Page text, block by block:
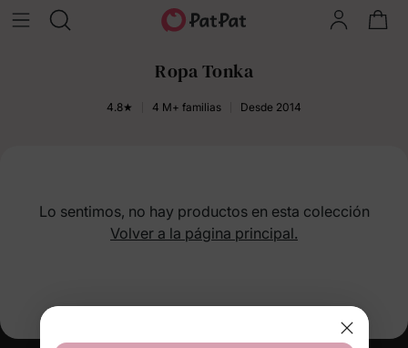
Ropa Tonka
4.8★ 4 M+ familias Desde 2014
Lo sentimos, no hay productos en esta colección
Volver a la página principal.